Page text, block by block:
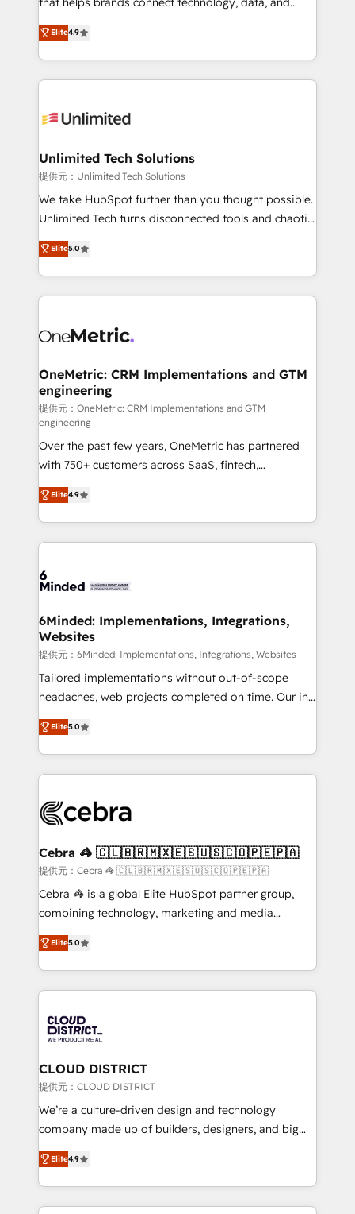
retention—by refining processes and eliminating
inefficiencies. Using HubSpot tools and data-driven
creativity to achieve measurable results. Founded in
Barcelona and operating across Spain, LATAM, and
the UK, we support global companies in building
smarter marketing, sales, and customer success
Iberia (Spain & Portugal), we combine human insight
growth. Our multidisciplinary team designs solutions
that simplify complexity, boost performance, and
turn innovation into real impact. 🌍 Highlights •
HubSpot Partner since 2012 • 2022 EMEA Impact
projects • Clients in 30+ industries • Proprietary
technology for integrations • Multilingual team:
Elite4.9
Unlimited Tech Solutions
提供元：Unlimited Tech Solutions
We take HubSpot further than you thought possible.
Unlimited Tech turns disconnected tools and chaotic
processes into a seamless, high-performing revenue
engine. We combine RevOps strategy with deep
technical execution to help teams scale faster—with
cleaner data, smarter automation, and more
Implementation & Migration · Native & Custom
Reporting & Analytics · GTM Architecture · Sales &
Marketing Enablement If you’re ready to elevate
HubSpot from “just your CRM” to your growth
infrastructure—let’s talk.
Elite5.0
OneMetric: CRM Implementations and GTM
engineering
提供元：OneMetric: CRM Implementations and GTM
engineering
Over the past few years, OneMetric has partnered
with 750+ customers across SaaS, fintech,
healthcare, real estate, and other industries. With
150+ HubSpot-certified experts, we deliver scalable
solutions to complex GTM and RevOps challenges.
Our Expertise 🔹 Onboarding & Implementation:
tailored to your GTM motion. 🔹 Migrations: Move
downtime. 🔹 RevOps Strategy: Align teams,
processes, and data to drive revenue efficiency. 🔹
Integrations: Connect HubSpot with your tech stack
for better adoption. 🔹 Custom Solutions: Build
tailored apps, workflows, and configurations. We are
our commitment to data security and compliance. At
OneMetric, we help revenue teams focus on the
Elite4.9
6Minded: Implementations, Integrations,
Websites
提供元：6Minded: Implementations, Integrations, Websites
Tailored implementations without out-of-scope
headaches, web projects completed on time. Our in-
house team of certified CRM architects, experts,
developers, designers, and marketers handles all
aspects of your HubSpot. ✨ 400+ global clients ✨
100+ seamless migrations from 15+ different CRMs
implementations, and 5,000+ pages ✨ CS: Clients
CS: 245% organic growth & +751% new visitors for a
full-funnel HubSpot project ✨ CS: 415% conversion
boost with a new HubSpot site Recognized leaders:
🏆 HubSpot Platform Migration Impact Award 🏆
Inbound Campaign of the Year 🏆 Gold AVA Digital
Award for Best Website 🌟 Accreditations: CRM
Elite5.0
Cebra 🦓 🇨🇱🇧🇷🇲🇽🇪🇸🇺🇸🇨🇴🇵🇪🇵🇦
提供元：Cebra 🦓 🇨🇱🇧🇷🇲🇽🇪🇸🇺🇸🇨🇴🇵🇪🇵🇦
Cebra 🦓 is a global Elite HubSpot partner group,
combining technology, marketing and media
expertise across Latin America and Southern
Europe, with teams across 7 countries. Born in Chile,
we combine local insight with international reach to
help businesses grow through technology, creativity,
500+ HubSpot implementations, building end-to-
end solutions that integrate CRM, AI automation,
inbound and loop marketing, content, and digital
creativity. Our multicultural team works in Spanish,
Portuguese, and English to design scalable strategies
that drive measurable growth. 🌎 Highlights: • 10+
Platform Migration Excellence. • Top 3 Partner of the
Year LATAM 2022, 2023, 2024, 2025. • Partner of the
Elite5.0
CLOUD DISTRICT
提供元：CLOUD DISTRICT
We’re a culture-driven design and technology
company made up of builders, designers, and big
thinkers. We blend strategy, design, and
development—always fueled by curiosity—to turn
ideas, opportunities, and challenges into meaningful
experiences. To us, technology is more than just
Elite4.9